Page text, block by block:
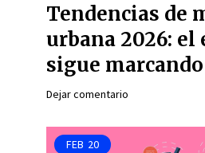
Tendencias de
urbana 2026: el
sigue
Dejar comentario
FEB 20